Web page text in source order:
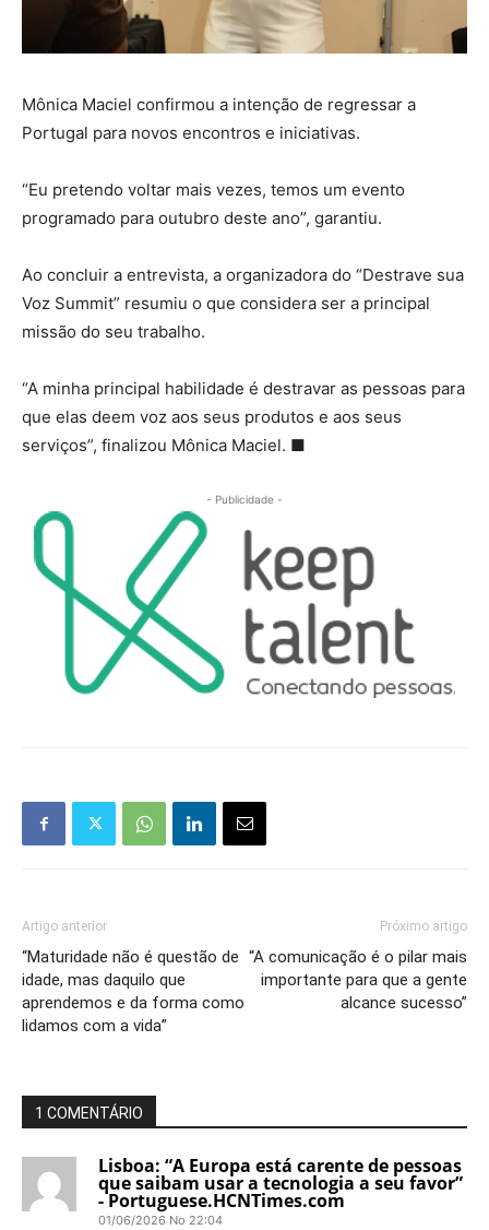
Mônica Maciel confirmou a intenção de regressar a
Portugal para novos encontros e iniciativas.
“Eu pretendo voltar mais vezes, temos um evento
programado para outubro deste ano”, garantiu.
Ao concluir a entrevista, a organizadora do “Destrave sua
Voz Summit” resumiu o que considera ser a principal
missão do seu trabalho.
“A minha principal habilidade é destravar as pessoas para
que elas deem voz aos seus produtos e aos seus
serviços”, finalizou Mônica Maciel. ■
- Publicidade -
Artigo anterior
“Maturidade não é questão de
idade, mas daquilo que
aprendemos e da forma como
lidamos com a vida”
Próximo artigo
“A comunicação é o pilar mais
importante para que a gente
alcance sucesso”
1 COMENTÁRIO
Lisboa: “A Europa está carente de pessoas
que saibam usar a tecnologia a seu favor”
- Portuguese.HCNTimes.com
01/06/2026 No 22:04